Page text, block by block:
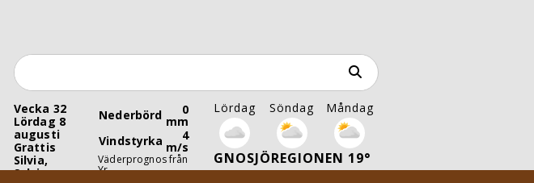
Vecka 32
Lördag 8
augusti
Grattis
Silvia,
Sylvia
Nederbörd 0
mm
Vindstyrka
4
m/s
Väderprognos från
Yr
Lördag Söndag Måndag
GNOSJÖREGIONEN 19°